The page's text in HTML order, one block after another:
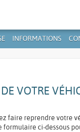
Contactez-nous au
INFORMATIONS
DE VOTRE
faire reprendre votre
formulaire ci-dessous